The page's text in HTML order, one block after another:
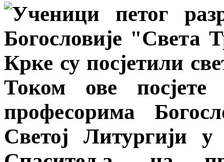
Ученици петог
Богословије "Света
Крке су посјетили
Током ове посјете
професорима
Светој Литургији